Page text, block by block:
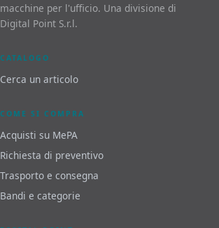
macchine per l'ufficio. Una divisione di
Digital Point S.r.l.
CATALOGO
Cerca un articolo
COME SI COMPRA
Acquisti su MePA
Richiesta di preventivo
Trasporto e consegna
Bandi e categorie